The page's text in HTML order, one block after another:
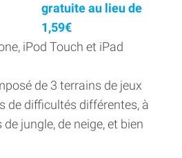
gratuite au lieu de
1,59€
iPod Touch et iPad
de 3 terrains de jeux
de difficultés différentes, à
jungle, de neige, et bien